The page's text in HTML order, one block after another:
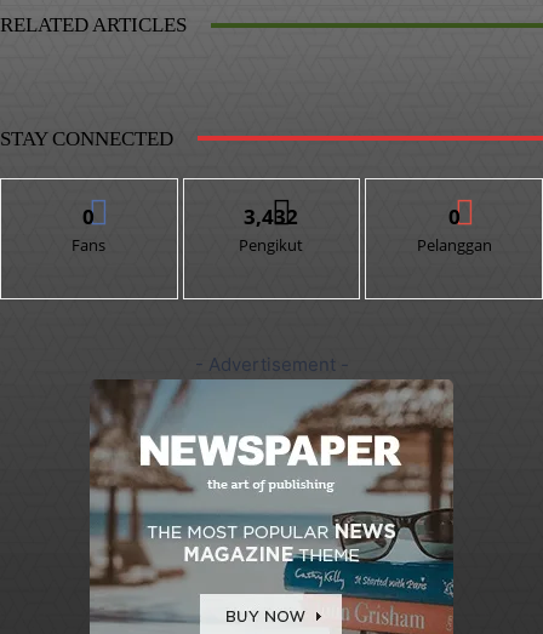
RELATED ARTICLES
STAY CONNECTED
0
Fans
3,432
Pengikut
0
Pelanggan
- Advertisement -